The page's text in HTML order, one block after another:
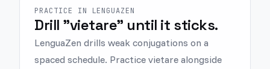
PRACTICE IN LENGUAZEN
Drill "vietare" until it sticks.
LenguaZen drills weak conjugations on a
spaced schedule. Practice vietare alongside